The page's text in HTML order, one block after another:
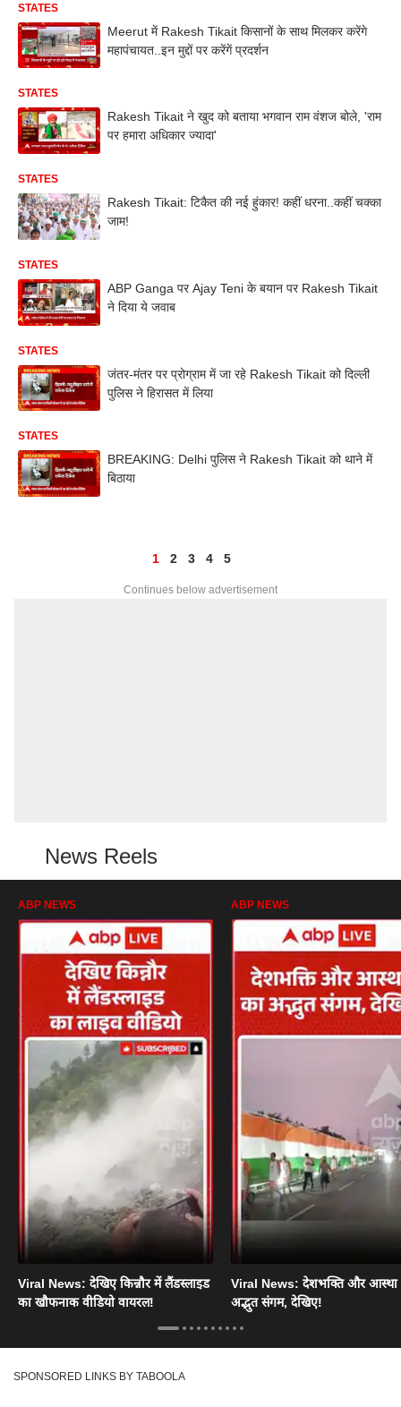
STATES
Meerut में Rakesh Tikait किसानों के साथ मिलकर करेंगे
महापंचायत..इन मुद्दों पर करेंगें प्रदर्शन
STATES
Rakesh Tikait ने खुद को बताया भगवान राम वंशज बोले, 'राम
पर हमारा अधिकार ज्यादा'
STATES
Rakesh Tikait: टिकैत की नई हुंकार! कहीं धरना..कहीं चक्का
जाम!
STATES
ABP Ganga पर Ajay Teni के बयान पर Rakesh Tikait
ने दिया ये जवाब
STATES
जंतर-मंतर पर प्रोग्राम में जा रहे Rakesh Tikait को दिल्ली
पुलिस ने हिरासत में लिया
STATES
BREAKING: Delhi पुलिस ने Rakesh Tikait को थाने में
बिठाया
1 2 3 4 5
Continues below advertisement
News Reels
ABP NEWS
Viral News: देखिए किन्नौर में लैंडस्लाइड
का खौफनाक वीडियो वायरल!
ABP NEWS
Viral News: देशभक्ति और आस्था
अद्भुत संगम, देखिए!
SPONSORED LINKS BY TABOOLA